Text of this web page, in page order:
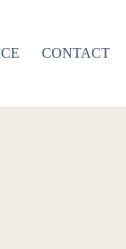
CONTACT